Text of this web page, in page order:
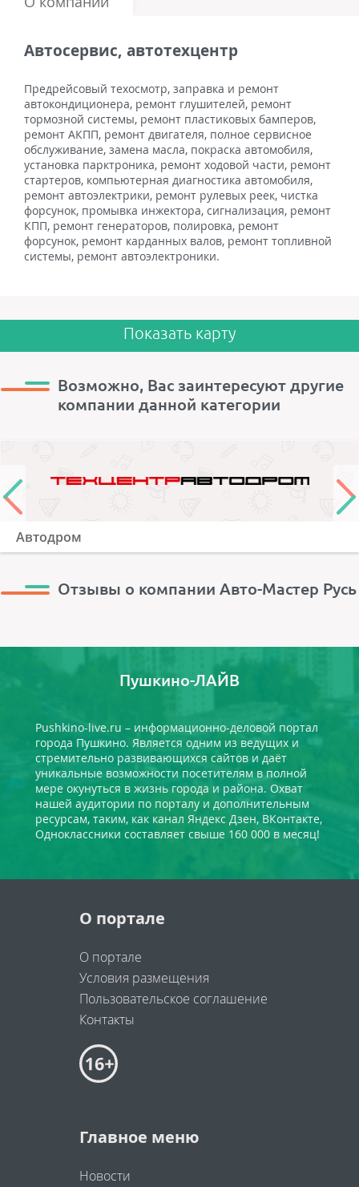
Автосервис, автотехцентр
Предрейсовый техосмотр, заправка и ремонт
автокондиционера, ремонт глушителей, ремонт
тормозной системы, ремонт пластиковых бамперов,
ремонт АКПП, ремонт двигателя, полное сервисное
обслуживание, замена масла, покраска автомобиля,
установка парктроника, ремонт ходовой части, ремонт
стартеров, компьютерная диагностика автомобиля,
ремонт автоэлектрики, ремонт рулевых реек, чистка
форсунок, промывка инжектора, сигнализация, ремонт
КПП, ремонт генераторов, полировка, ремонт
форсунок, ремонт карданных валов, ремонт топливной
системы, ремонт автоэлектроники.
Показать карту
Возможно, Вас заинтересуют другие
компании данной категории
Автодром
Отзывы о компании Авто-Мастер Русь
Пушкино-ЛАЙВ
Pushkino-live.ru – информационно-деловой портал
города Пушкино. Является одним из ведущих и
стремительно развивающихся сайтов и даёт
уникальные возможности посетителям в полной
мере окунуться в жизнь города и района. Охват
нашей аудитории по порталу и дополнительным
ресурсам, таким, как канал Яндекс Дзен, ВКонтакте,
Одноклассники составляет свыше 160 000 в месяц!
О портале
О портале
Условия размещения
Пользовательское соглашение
Контакты
Главное меню
Новости